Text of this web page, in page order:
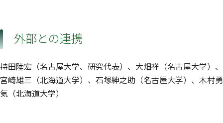
外部との連携
持田陸宏（名古屋大学、研究代表）、大畑祥（名古屋大学）、
宮崎雄三（北海道大学）、石塚紳之助（名古屋大学）、木村勇
気（北海道大学）